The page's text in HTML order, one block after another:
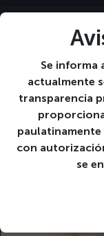
Se informa
actualmente
transparencia
con
se